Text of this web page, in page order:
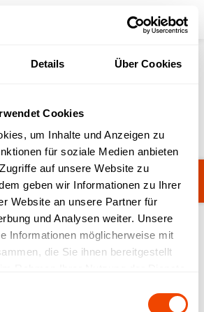
Details Über Cookies
Cookies
um Inhalte und Anzeigen zu
für soziale Medien anbieten
auf unsere Website zu
geben wir Informationen zu Ihrer
Website an unsere Partner für
und Analysen weiter. Unsere
Informationen möglicherweise mit
die Sie ihnen bereitgestellt
Login
& Kochgeräte
Filter